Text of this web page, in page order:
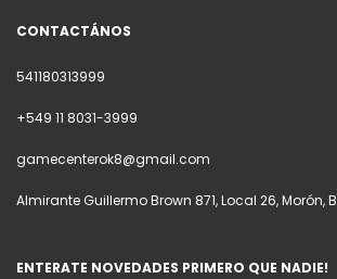
CONTACTÁNOS
541180313999
+549 11 8031-3999
gamecenterok8@gmail.com
Almirante Guillermo Brown 871, Local 26, Morón,
ENTERATE NOVEDADES PRIMERO QUE NADIE!